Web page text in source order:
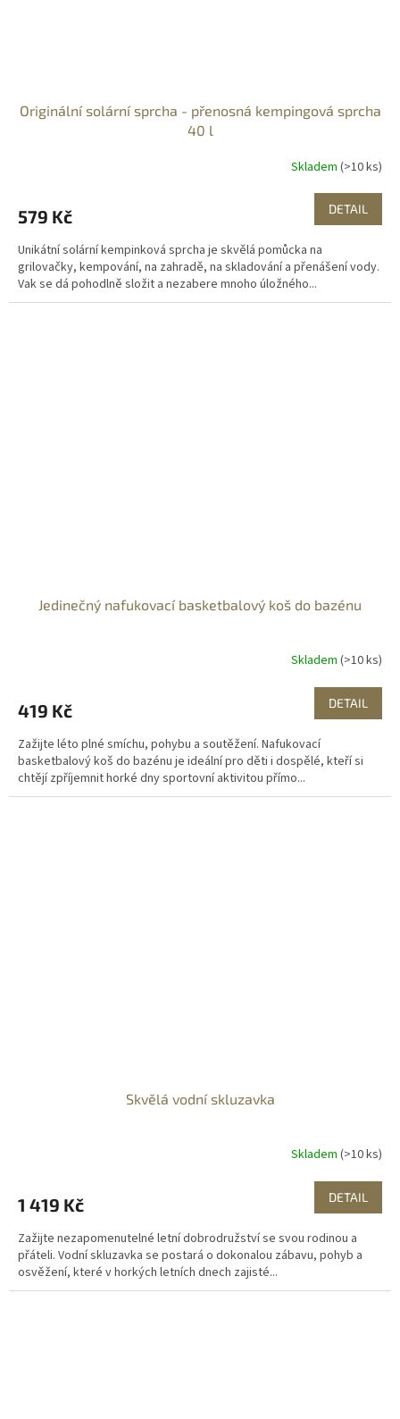
Originální solární sprcha - přenosná kempingová sprcha
40 l
Skladem (>10 ks)
579 Kč DETAIL
Unikátní solární kempinková sprcha je skvělá pomůcka na
grilovačky, kempování, na zahradě, na skladování a přenášení vody.
Vak se dá pohodlně složit a nezabere mnoho úložného...
Jedinečný nafukovací basketbalový koš do bazénu
Skladem (>10 ks)
419 Kč DETAIL
Zažijte léto plné smíchu, pohybu a soutěžení. Nafukovací
basketbalový koš do bazénu je ideální pro děti i dospělé, kteří si
chtějí zpříjemnit horké dny sportovní aktivitou přímo...
Skvělá vodní skluzavka
Skladem (>10 ks)
1 419 Kč DETAIL
Zažijte nezapomenutelné letní dobrodružství se svou rodinou a
přáteli. Vodní skluzavka se postará o dokonalou zábavu, pohyb a
osvěžení, které v horkých letních dnech zajisté...